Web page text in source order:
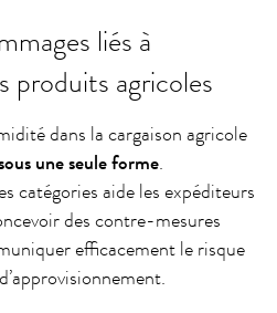
liés à
produits agricoles
dans la cargaison agricole
une seule forme.
catégories aide les expéditeurs
des contre-mesures
efficacement le risque